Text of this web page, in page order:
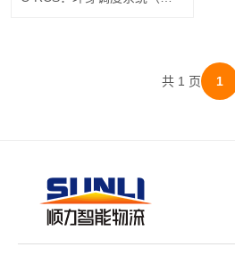
共 1 页 1